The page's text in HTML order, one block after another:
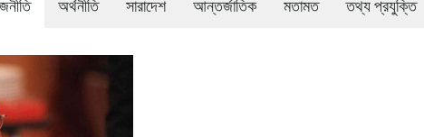
অর্থনীতি সারাদেশ আন্তর্জাতিক মতামত তথ্য প্রযুক্তি